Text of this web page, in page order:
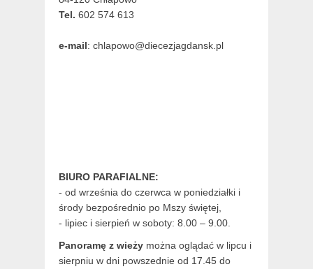
Tel. 602 574 613
e-mail: chlapowo@diecezjagdansk.pl
BIURO PARAFIALNE:
- od września do czerwca w poniedziałki i
środy bezpośrednio po Mszy świętej,
- lipiec i sierpień w soboty: 8.00 – 9.00.
Panoramę z wieży można oglądać w lipcu i
sierpniu w dni powszednie od 17.45 do